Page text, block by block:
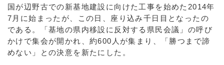
国が辺野古での新基地建設に向けた工事を始めた2014年
7月に始まったが、この日、座り込み千日目となったの
である。「基地の県内移設に反対する県民会議」の呼び
かけで集会が開かれ、約600人が集まり、「勝つまで諦
めない」との決意を新たにした。